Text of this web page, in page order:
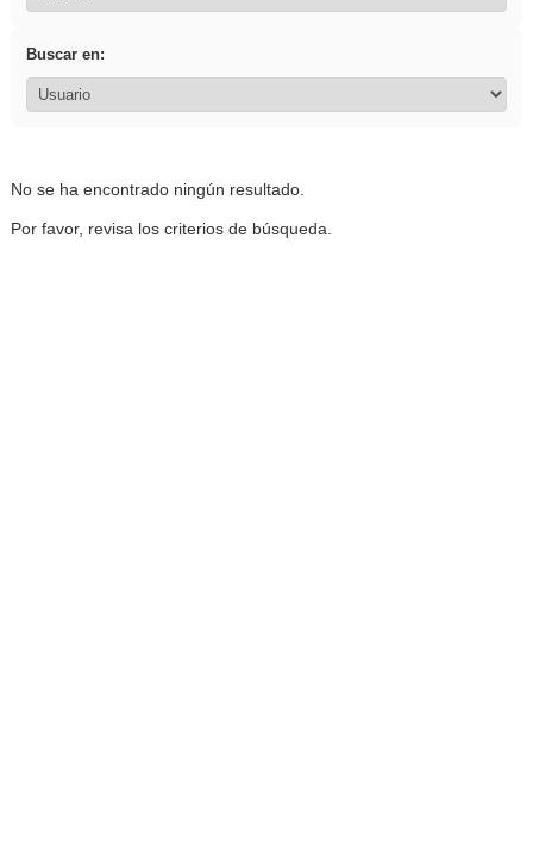
Buscar en:
No se ha encontrado ningún resultado.
Por favor, revisa los criterios de búsqueda.